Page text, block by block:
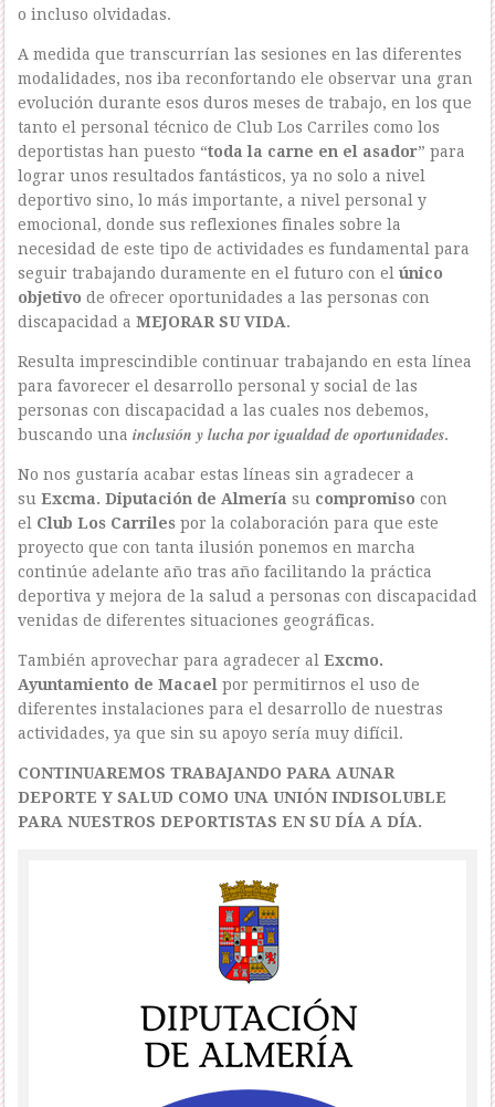
o incluso olvidadas.
A medida que transcurrían las sesiones en las diferentes
modalidades, nos iba reconfortando ele observar una gran
evolución durante esos duros meses de trabajo, en los que
tanto el personal técnico de Club Los Carriles como los
deportistas han puesto “toda la carne en el asador” para
lograr unos resultados fantásticos, ya no solo a nivel
deportivo sino, lo más importante, a nivel personal y
emocional, donde sus reflexiones finales sobre la
necesidad de este tipo de actividades es fundamental para
seguir trabajando duramente en el futuro con elúnico
objetivo de ofrecer oportunidades a las personas con
discapacidad aMEJORAR SU VIDA.
Resulta imprescindible continuar trabajando en esta línea
para favorecer el desarrollo personal y social de las
personas con discapacidad a las cuales nos debemos,
buscando unainclusión y lucha por igualdad de oportunidades.
No nos gustaría acabar estas líneas sin agradecer a
suExcma. Diputación de Almería su compromiso con
el Club Los Carriles por la colaboración para que este
proyecto que con tanta ilusión ponemos en marcha
continúe adelante año tras año facilitando la práctica
deportiva y mejora de la salud a personas con discapacidad
venidas de diferentes situaciones geográficas.
También aprovechar para agradecer alExcmo.
Ayuntamiento de Macael por permitirnos el uso de
diferentes instalaciones para el desarrollo de nuestras
actividades, ya que sin su apoyo sería muy difícil.
CONTINUAREMOS TRABAJANDO PARA AUNAR
DEPORTE Y SALUD COMO UNA UNIÓN INDISOLUBLE
PARA NUESTROS DEPORTISTAS EN SU DÍA A DÍA.